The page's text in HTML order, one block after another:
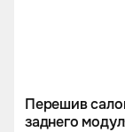
Перешив
заднего